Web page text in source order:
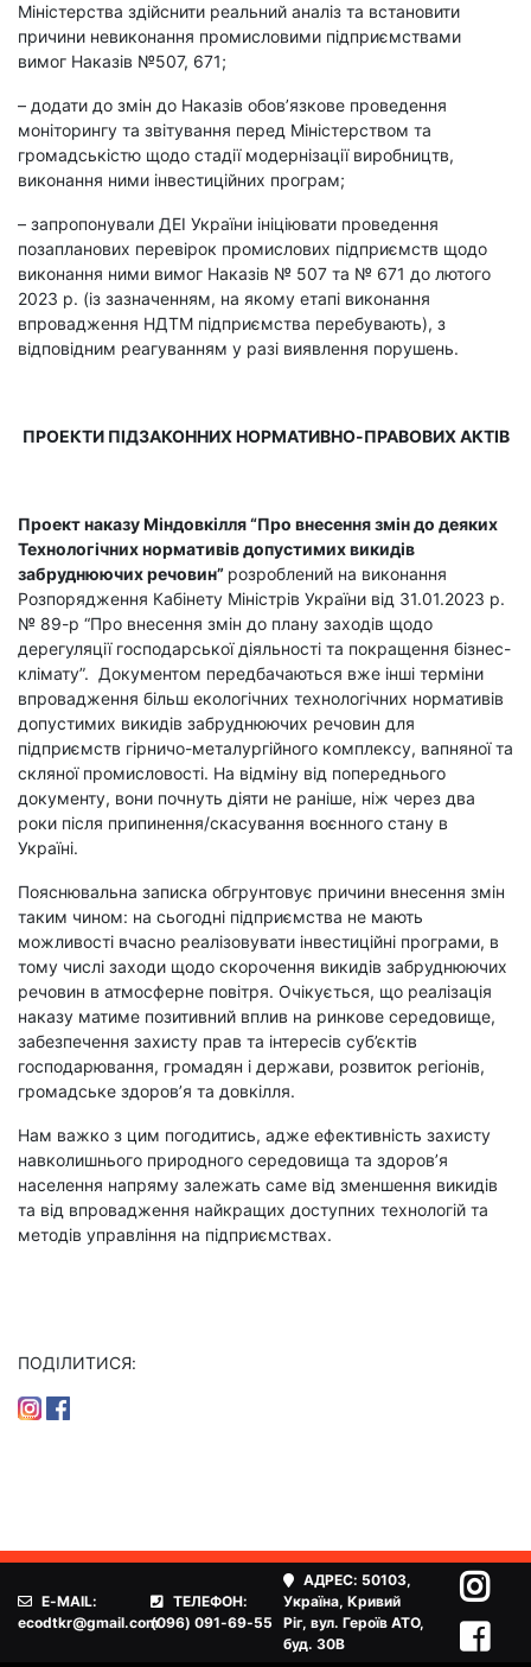
Міністерства здійснити реальний аналіз та встановити
причини невиконання промисловими підприємствами
вимог Наказів №507, 671;
– додати до змін до Наказів обов’язкове проведення
моніторингу та звітування перед Міністерством та
громадськістю щодо стадії модернізації виробництв,
виконання ними інвестиційних програм;
– запропонували ДЕІ України ініціювати проведення
позапланових перевірок промислових підприємств щодо
виконання ними вимог Наказів № 507 та № 671 до лютого
2023 р. (із зазначенням, на якому етапі виконання
впровадження НДТМ підприємства перебувають), з
відповідним реагуванням у разі виявлення порушень.
ПРОЕКТИ ПІДЗАКОННИХ НОРМАТИВНО-ПРАВОВИХ АКТІВ
Проект наказу Міндовкілля“Про внесення змін до деяких
Технологічних нормативів допустимих викидів
забруднюючих речовин” розроблений на виконання
Розпорядження Кабінету Міністрів України від 31.01.2023 р.
№ 89-р “Про внесення змін до плану заходів щодо
дерегуляції господарської діяльності та покращення бізнес-
клімату”. Документом передбачаються вже інші терміни
впровадження більш екологічних технологічних нормативів
допустимих викидів забруднюючих речовин для
підприємств гірничо-металургійного комплексу, вапняної та
скляної промисловості. На відміну від попереднього
документу, вони почнуть діяти не раніше, ніж через два
роки після припинення/скасування воєнного стану в
Україні.
Пояснювальна записка обгрунтовує причини внесення змін
таким чином: на сьогодні підприємства не мають
можливості вчасно реалізовувати інвестиційні програми, в
тому числі заходи щодо скорочення викидів забруднюючих
речовин в атмосферне повітря. Очікується, що реалізація
наказу матиме позитивний вплив на ринкове середовище,
забезпечення захисту прав та інтересів суб’єктів
господарювання, громадян і держави, розвиток регіонів,
громадське здоров’я та довкілля.
Нам важко з цим погодитись, адже ефективність захисту
навколишнього природного середовища та здоров’я
населення напряму залежать саме від зменшення викидів
та від впровадження найкращих доступних технологій та
методів управління на підприємствах.
ПОДІЛИТИСЯ:
E-MAIL:
ecodtkr@gmail.com
ТЕЛЕФОН:
(096) 091-69-55
АДРЕС: 50103,
Україна, Кривий
Ріг, вул. Героїв АТО,
буд. 30В